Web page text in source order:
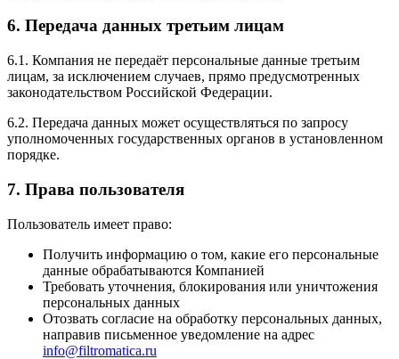
6. Передача данных третьим лицам
6.1. Компания не передаёт персональные данные третьим
лицам, за исключением случаев, прямо предусмотренных
законодательством Российской Федерации.
6.2. Передача данных может осуществляться по запросу
уполномоченных государственных органов в установленном
порядке.
7. Права пользователя
Пользователь имеет право:
Получить информацию о том, какие его персональные
данные обрабатываются Компанией
Требовать уточнения, блокирования или уничтожения
персональных данных
Отозвать согласие на обработку персональных данных,
направив письменное уведомление на адрес
info@filtromatica.ru